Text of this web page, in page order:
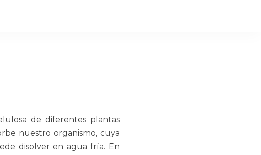
de diferentes plantas
nuestro organismo, cuya
disolver en agua fría. En